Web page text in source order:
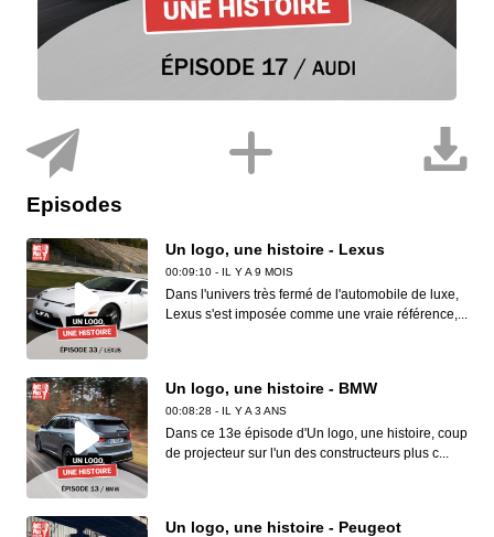
Episodes
Un logo, une histoire - Lexus
00:09:10 - IL Y A 9 MOIS
Dans l'univers très fermé de l'automobile de luxe,
Lexus s'est imposée comme une vraie référence,...
Un logo, une histoire - BMW
00:08:28 - IL Y A 3 ANS
Dans ce 13e épisode d'Un logo, une histoire, coup
de projecteur sur l'un des constructeurs plus c...
Un logo, une histoire - Peugeot